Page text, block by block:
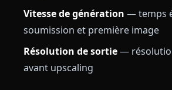
Vitesse de génération — temps
soumission et première image
Résolution de sortie—
avant upscaling